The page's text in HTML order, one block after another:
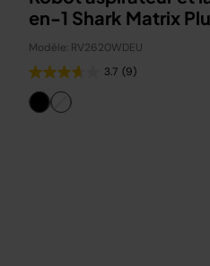
en-1 Shark Matrix
Modèle: RV2620WDEU
3.7 (9)